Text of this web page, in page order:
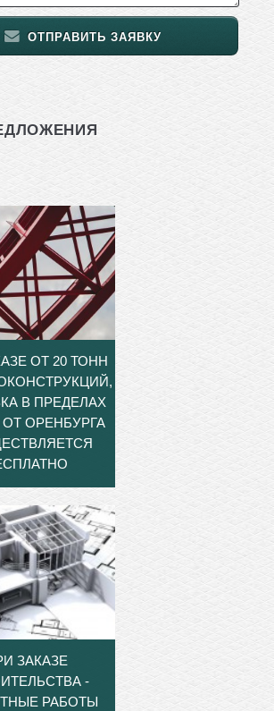
ОТПРАВИТЬ ЗАЯВКУ
ОТ 20 ТОНН
В ПРЕДЕЛАХ
ОТ ОРЕНБУРГА
ЗАКАЗЕ
-
РАБОТЫ